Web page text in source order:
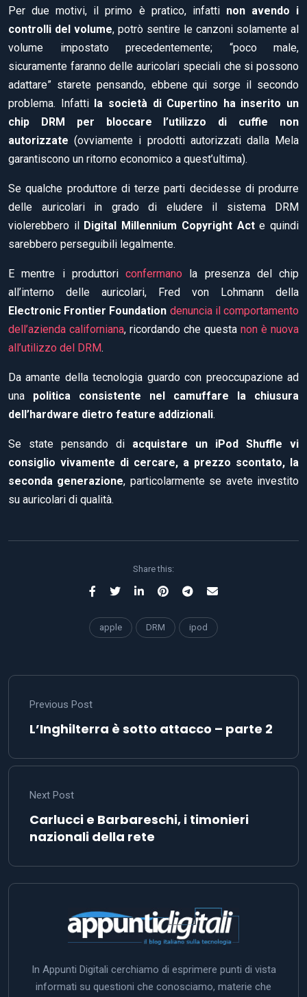
Per due motivi, il primo è pratico, infatti non avendo i
controlli del volume, potrò sentire le canzoni solamente al
volume impostato precedentemente; “poco male,
sicuramente faranno delle auricolari speciali che si possono
adattare” starete pensando, ebbene qui sorge il secondo
problema. Infatti la società di Cupertino ha inserito un
chip DRM per bloccare l’utilizzo di cuffie non
autorizzate (ovviamente i prodotti autorizzati dalla Mela
garantiscono un ritorno economico a quest’ultima).
Se qualche produttore di terze parti decidesse di produrre
delle auricolari in grado di eludere il sistema DRM
violerebbero il Digital Millennium Copyright Acte quindi
sarebbero perseguibili legalmente.
E mentre i produttori confermano la presenza del chip
all’interno delle auricolari, Fred von Lohmann della
Electronic Frontier Foundation denuncia il comportamento
dell’azienda californiana, ricordando che questa non è nuova
all’utilizzo del DRM.
Da amante della tecnologia guardo con preoccupazione ad
una politica consistente nel camuffare la chiusura
dell’hardware dietro feature addizionali.
Se state pensando di acquistare un iPod Shuffle vi
consiglio vivamente di cercare, a prezzo scontato, la
seconda generazione, particolarmente se avete investito
su auricolari di qualità.
Share this:
apple DRM ipod
Previous Post
L’Inghilterra è sotto attacco – parte 2
Next Post
Carlucci e Barbareschi, i timonieri
nazionali della rete
In Appunti Digitali cerchiamo di esprimere punti di vista
informati su questioni che conosciamo, materie che